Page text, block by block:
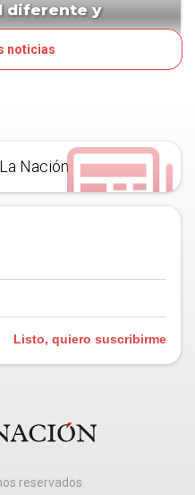
diferente y
noticias
Nación
Listo, quiero suscribirme
reservados